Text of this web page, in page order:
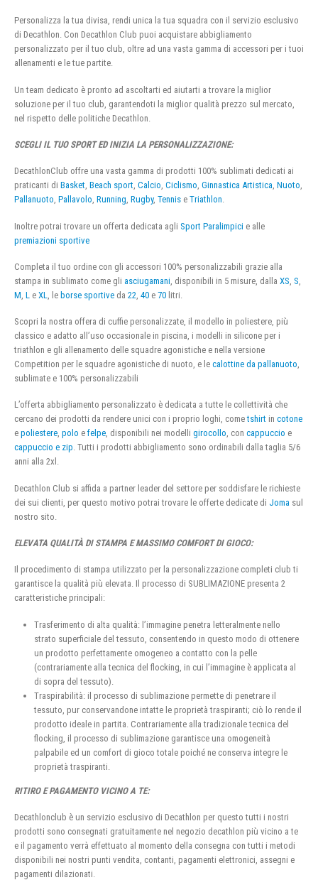
Personalizza la tua divisa, rendi unica la tua squadra con il servizio esclusivo
di Decathlon. Con Decathlon Club puoi acquistare abbigliamento
personalizzato per il tuo club, oltre ad una vasta gamma di accessori per i tuoi
allenamenti e le tue partite.
Un team dedicato è pronto ad ascoltarti ed aiutarti a trovare la miglior
soluzione per il tuo club, garantendoti la miglior qualità prezzo sul mercato,
nel rispetto delle politiche Decathlon.
SCEGLI IL TUO SPORT ED INIZIA LA PERSONALIZZAZIONE:
DecathlonClub offre una vasta gamma di prodotti 100% sublimati dedicati ai
praticanti di Basket, Beach sport, Calcio, Ciclismo, Ginnastica Artistica, Nuoto,
Pallanuoto, Pallavolo, Running, Rugby, Tennis e Triathlon.
Inoltre potrai trovare un offerta dedicata agli Sport Paralimpici e alle
premiazioni sportive
Completa il tuo ordine con gli accessori 100% personalizzabili grazie alla
stampa in sublimato come gli asciugamani , disponibili in 5 misure, dalla XS S
M L e XL , le borse sportive da 22 40 e 70 litri.
Scopri la nostra offera di cuffie personalizzate, il modello in poliestere, più
classico e adatto all’uso occasionale in piscina, i modelli in silicone per i
triathlon e gli allenamento delle squadre agonistiche e nella versione
Competition per le squadre agonistiche di nuoto, e le calottine da pallanuoto,
sublimate e 100% personalizzabili
L’offerta abbigliamento personalizzato è dedicata a tutte le collettività che
cercano dei prodotti da rendere unici con i proprio loghi, cometshirt in cotone
e poliestere, polo e felpe, disponibili nei modelli girocollo, con cappuccio e
cappuccio e zip. Tutti i prodotti abbigliamento sono ordinabili dalla taglia 5/6
anni alla 2xl.
Decathlon Club si affida a partner leader del settore per soddisfare le richieste
dei sui clienti, per questo motivo potrai trovare le offerte dedicate di Joma sul
nostro sito.
ELEVATA QUALITÀ DI STAMPA E MASSIMO COMFORT DI GIOCO:
Il procedimento di stampa utilizzato per la personalizzazione completi club ti
garantisce la qualità più elevata. Il processo di SUBLIMAZIONE presenta 2
caratteristiche principali:
Trasferimento di alta qualità: l’immagine penetra letteralmente nello
strato superficiale del tessuto, consentendo in questo modo di ottenere
un prodotto perfettamente omogeneo a contatto con la pelle
(contrariamente alla tecnica del flocking, in cui l’immagine è applicata al
di sopra del tessuto).
Traspirabilità: il processo di sublimazione permette di penetrare il
tessuto, pur conservandone intatte le proprietà traspiranti; ciò lo rende il
prodotto ideale in partita. Contrariamente alla tradizionale tecnica del
flocking, il processo di sublimazione garantisce una omogeneità
palpabile ed un comfort di gioco totale poiché ne conserva integre le
proprietà traspiranti.
RITIRO E PAGAMENTO VICINO A TE:
Decathlonclub è un servizio esclusivo di Decathlon per questo tutti i nostri
prodotti sono consegnati gratuitamente nel negozio decathlon più vicino a te
e il pagamento verrà effettuato al momento della consegna con tutti i metodi
disponibili nei nostri punti vendita, contanti, pagamenti elettronici, assegni e
pagamenti dilazionati.